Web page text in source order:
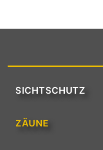
SICHTSCHUTZ
ZÄUNE